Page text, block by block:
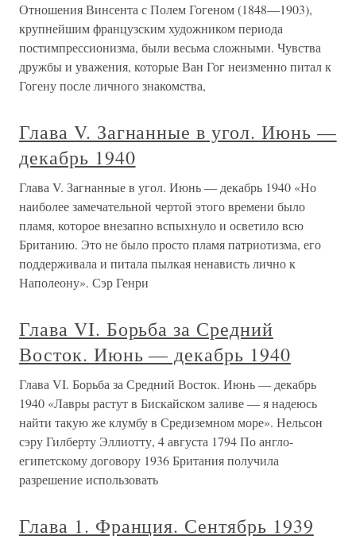
Отношения Винсента с Полем Гогеном (1848—1903),
крупнейшим французским художником периода
постимпрессионизма, были весьма сложными. Чувства
дружбы и уважения, которые Ван Гог неизменно питал к
Гогену после личного знакомства,
Глава V. Загнанные в угол. Июнь —
декабрь 1940
Глава V. Загнанные в угол. Июнь — декабрь 1940 «Но
наиболее замечательной чертой этого времени было
пламя, которое внезапно вспыхнуло и осветило всю
Британию. Это не было просто пламя патриотизма, его
поддерживала и питала пылкая ненависть лично к
Наполеону». Сэр Генри
Глава VI. Борьба за Средний
Восток. Июнь — декабрь 1940
Глава VI. Борьба за Средний Восток. Июнь — декабрь
1940 «Лавры растут в Бискайском заливе — я надеюсь
найти такую же клумбу в Средиземном море». Нельсон
сэру Гилберту Эллиотту, 4 августа 1794 По англо-
египетскому договору 1936 Британия получила
разрешение использовать
Глава 1. Франция. Сентябрь 1939